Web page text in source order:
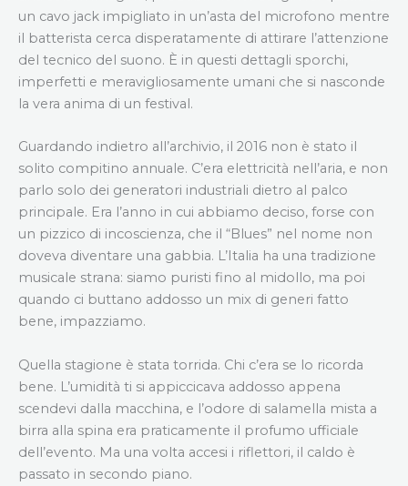
un cavo jack impigliato in un’asta del microfono mentre
il batterista cerca disperatamente di attirare l’attenzione
del tecnico del suono. È in questi dettagli sporchi,
imperfetti e meravigliosamente umani che si nasconde
la vera anima di un festival.
Guardando indietro all’archivio, il 2016 non è stato il
solito compitino annuale. C’era elettricità nell’aria, e non
parlo solo dei generatori industriali dietro al palco
principale. Era l’anno in cui abbiamo deciso, forse con
un pizzico di incoscienza, che il “Blues” nel nome non
doveva diventare una gabbia. L’Italia ha una tradizione
musicale strana: siamo puristi fino al midollo, ma poi
quando ci buttano addosso un mix di generi fatto
bene, impazziamo.
Quella stagione è stata torrida. Chi c’era se lo ricorda
bene. L’umidità ti si appiccicava addosso appena
scendevi dalla macchina, e l’odore di salamella mista a
birra alla spina era praticamente il profumo ufficiale
dell’evento. Ma una volta accesi i riflettori, il caldo è
passato in secondo piano.